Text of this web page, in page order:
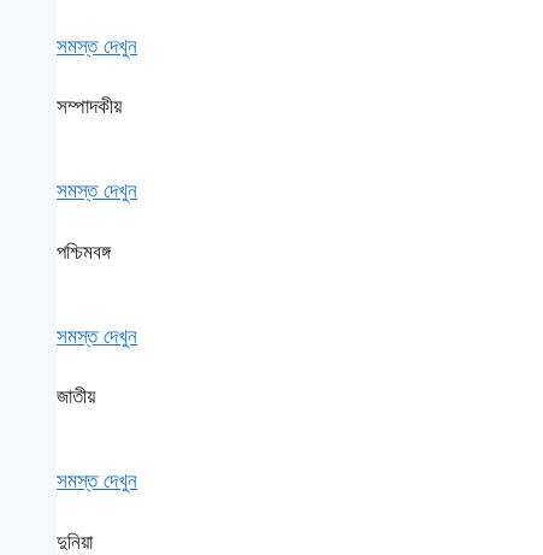
সমস্ত দেখুন
সম্পাদকীয়
সমস্ত দেখুন
পশ্চিমবঙ্গ
সমস্ত দেখুন
জাতীয়
সমস্ত দেখুন
দুনিয়া